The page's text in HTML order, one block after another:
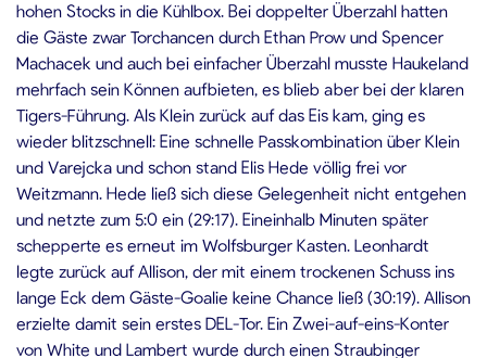
hohen Stocks in die Kühlbox. Bei doppelter Überzahl hatten
die Gäste zwar Torchancen durch Ethan Prow und Spencer
Machacek und auch bei einfacher Überzahl musste Haukeland
mehrfach sein Können aufbieten, es blieb aber bei der klaren
Tigers-Führung. Als Klein zurück auf das Eis kam, ging es
wieder blitzschnell: Eine schnelle Passkombination über Klein
und Varejcka und schon stand Elis Hede völlig frei vor
Weitzmann. Hede ließ sich diese Gelegenheit nicht entgehen
und netzte zum 5:0 ein (29:17). Eineinhalb Minuten später
schepperte es erneut im Wolfsburger Kasten. Leonhardt
legte zurück auf Allison, der mit einem trockenen Schuss ins
lange Eck dem Gäste-Goalie keine Chance ließ (30:19). Allison
erzielte damit sein erstes DEL-Tor. Ein Zwei-auf-eins-Konter
von White und Lambert wurde durch einen Straubinger